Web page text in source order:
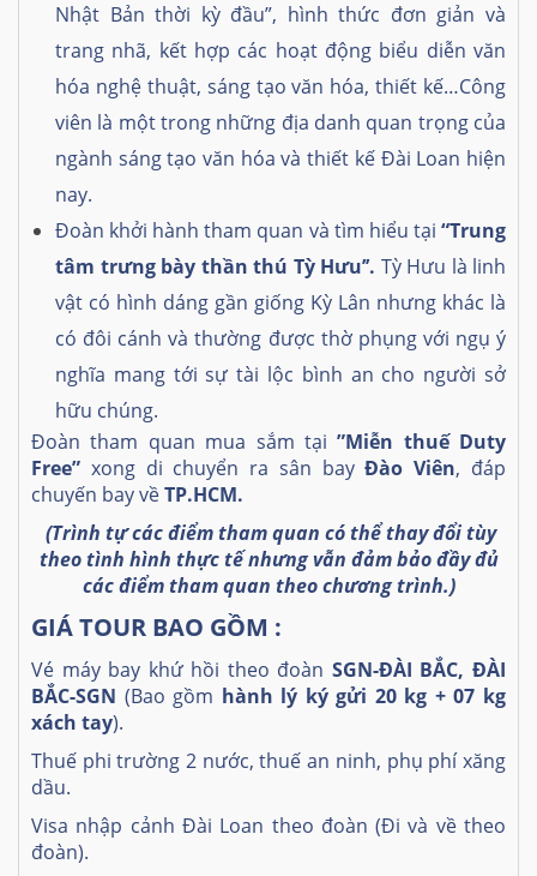
Nhật Bản thời kỳ đầu”, hình thức đơn giản và
trang nhã, kết hợp các hoạt động biểu diễn văn
hóa nghệ thuật, sáng tạo văn hóa, thiết kế…Công
viên là một trong những địa danh quan trọng của
ngành sáng tạo văn hóa và thiết kế Đài Loan hiện
nay.
Đoàn khởi hành tham quan và tìm hiểu tại “Trung
tâm trưng bày thần thú Tỳ Hưu’’. Tỳ Hưu là linh
vật có hình dáng gần giống Kỳ Lân nhưng khác là
có đôi cánh và thường được thờ phụng với ngụ ý
nghĩa mang tới sự tài lộc bình an cho người sở
hữu chúng.
Đoàn tham quan mua sắm tại”Miễn thuế Duty
Free” xong di chuyển ra sân bayĐào Viên, đáp
chuyến bay vềTP.HCM.
(Trình tự các điểm tham quan có thể thay đổi tùy
theo tình hình thực tế nhưng vẫn đảm bảo đầy đủ
các điểm tham quan theo chương trình.)
GIÁ TOUR BAO GỒM :
Vé máy bay khứ hồi theo đoàn SGN-ĐÀI BẮC,ĐÀI
BẮC-SGN (Bao gồm hành lý ký gửi 20 kg +07 kg
xách tay).
Thuế phi trường 2 nước, thuế an ninh, phụ phí xăng
dầu.
Visa nhập cảnh Đài Loan theo đoàn (Đi và về theo
đoàn).